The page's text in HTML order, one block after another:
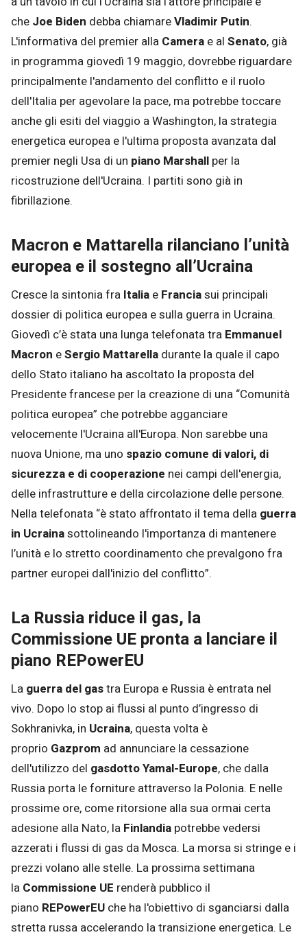
che Joe Biden debba chiamareVladimir Putin.
L'informativa del premier alla Camera e al Senato, già
in programma giovedì 19 maggio, dovrebbe riguardare
principalmente l'andamento del conflitto e il ruolo
dell'Italia per agevolare la pace, ma potrebbe toccare
anche gli esiti del viaggio a Washington, la strategia
energetica europea e l'ultima proposta avanzata dal
premier negli Usa di un piano Marshall per la
ricostruzione dell'Ucraina. I partiti sono già in
fibrillazione.
Macron e Mattarella rilanciano l’unità
europea e il sostegno all’Ucraina
Cresce la sintonia fra Italia e Franciasui principali
dossier di politica europea e sulla guerra in Ucraina.
Giovedì c’è stata una lunga telefonata tra Emmanuel
Macron eSergio Mattarella durante la quale il capo
dello Stato italiano ha ascoltato la proposta del
Presidente francese per la creazione di una “Comunità
politica europea” che potrebbe agganciare
velocemente l'Ucraina all'Europa. Non sarebbe una
nuova Unione, ma uno spazio comune di valori, di
sicurezza e di cooperazione nei campi dell'energia,
delle infrastrutture e della circolazione delle persone.
Nella telefonata “è stato affrontato il tema della guerra
in Ucrainasottolineando l'importanza di mantenere
l’unità e lo stretto coordinamento che prevalgono fra
partner europei dall'inizio del conflitto”.
La Russia riduce il gas, la
Commissione UE pronta a lanciare il
piano REPowerEU
La guerra del gastra Europa e Russia è entrata nel
vivo. Dopo lo stop ai flussi al punto d’ingresso di
Sokhranivka, in Ucraina, questa volta è
proprio Gazprom ad annunciare la cessazione
dell'utilizzo del gasdotto Yamal-Europe, che dalla
Russia porta le forniture attraverso la Polonia. E nelle
prossime ore, come ritorsione alla sua ormai certa
adesione alla Nato, la Finlandia potrebbe vedersi
azzerati i flussi di gas da Mosca. La morsa si stringe e i
prezzi volano alle stelle. La prossima settimana
la Commissione UE renderà pubblico il
piano REPowerEU che ha l'obiettivo di sganciarsi dalla
stretta russa accelerando la transizione energetica. Le